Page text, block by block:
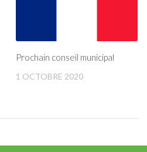
Prochain conseil municipal
1 OCTOBRE 2020